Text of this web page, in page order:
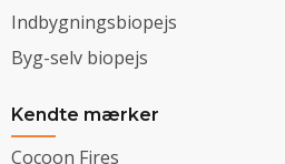
Indbygningsbiopejs
Byg-selv biopejs
Kendte mærker
Cocoon Fires